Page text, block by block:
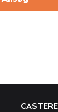
CASTERE